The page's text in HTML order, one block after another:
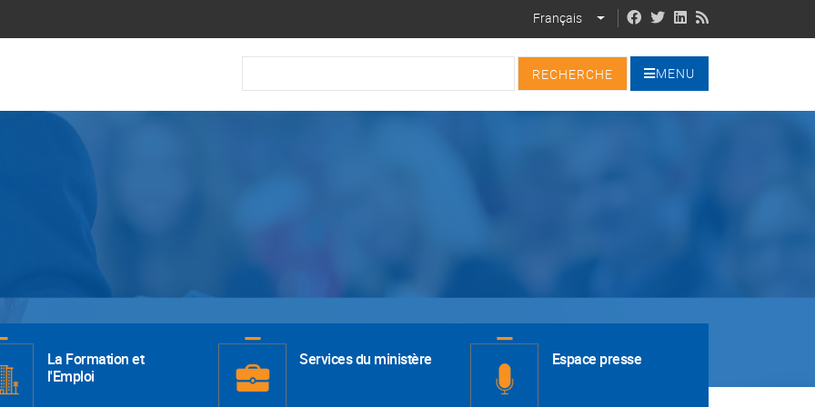
Français LIST ADDITIONAL ACTIONS
MENU
La Formation et
l'Emploi
Services du ministère Espace presse